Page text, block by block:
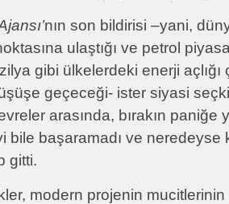
nın son bildirisi –yani,
ulaştığı ve petrol
gibi ülkelerdeki enerji
geçeceği- ister siyasi
arasında, bırakın paniğe
bile başaramadı ve neredeyse
gitti.
modern projenin